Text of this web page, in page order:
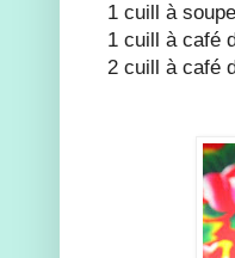
1 cuill à
1 cuill à café
2 cuill à café